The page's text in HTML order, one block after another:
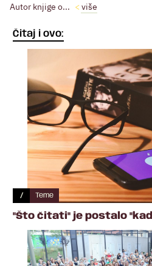
Autor knjige o...
više
Čitaj i ovo:
/ Teme
"Što čitati" je postalo